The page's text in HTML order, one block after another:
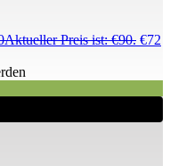
Aktueller Preis ist: €90. €72